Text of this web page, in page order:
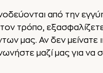
από την
τρόπο,
μας. Αν δεν μείνατε
μαζί μας για να